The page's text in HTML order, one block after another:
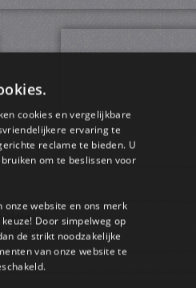
klikken.
cookies en vergelijkbare
ervaring te
reclame te bieden. U
om te beslissen voor
onze website en ons merk
Door simpelweg op
de strikt noodzakelijke
van onze website te